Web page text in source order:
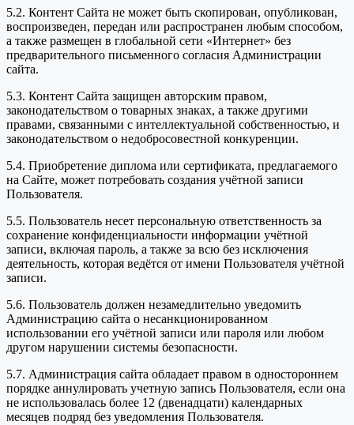
5.2. Контент Сайта не может быть скопирован, опубликован,
воспроизведен, передан или распространен любым способом,
а также размещен в глобальной сети «Интернет» без
предварительного письменного согласия Администрации
сайта.
5.3. Контент Сайта защищен авторским правом,
законодательством о товарных знаках, а также другими
правами, связанными с интеллектуальной собственностью, и
законодательством о недобросовестной конкуренции.
5.4. Приобретение диплома или сертификата, предлагаемого
на Сайте, может потребовать создания учётной записи
Пользователя.
5.5. Пользователь несет персональную ответственность за
сохранение конфиденциальности информации учётной
записи, включая пароль, а также за всю без исключения
деятельность, которая ведётся от имени Пользователя учётной
записи.
5.6. Пользователь должен незамедлительно уведомить
Администрацию сайта о несанкционированном
использовании его учётной записи или пароля или любом
другом нарушении системы безопасности.
5.7. Администрация сайта обладает правом в одностороннем
порядке аннулировать учетную запись Пользователя, если она
не использовалась более 12 (двенадцати) календарных
месяцев подряд без уведомления Пользователя.